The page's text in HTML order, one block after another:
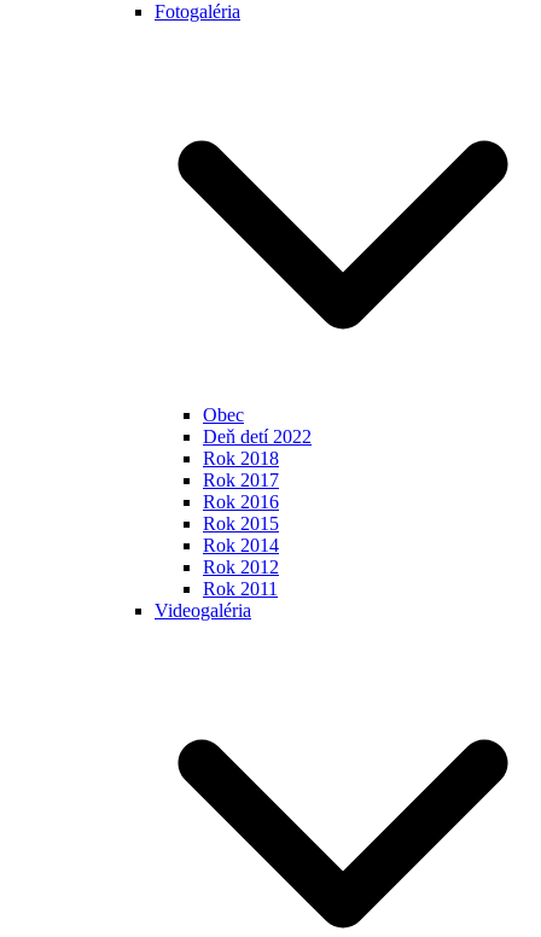
Fotogaléria
Obec
Deň detí 2022
Rok 2018
Rok 2017
Rok 2016
Rok 2015
Rok 2014
Rok 2012
Rok 2011
Videogaléria